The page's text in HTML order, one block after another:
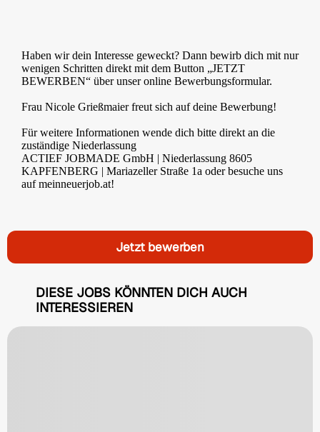
Haben wir dein Interesse geweckt? Dann bewirb dich mit nur
wenigen Schritten direkt mit dem Button „JETZT
BEWERBEN“ über unser online Bewerbungsformular.
Frau Nicole Grießmaier freut sich auf deine Bewerbung!
Für weitere Informationen wende dich bitte direkt an die
zuständige Niederlassung
ACTIEF JOBMADE GmbH | Niederlassung 8605
KAPFENBERG | Mariazeller Straße 1a oder besuche uns
auf meinneuerjob.at!
Jetzt bewerben
DIESE JOBS KÖNNTEN DICH AUCH
INTERESSIEREN